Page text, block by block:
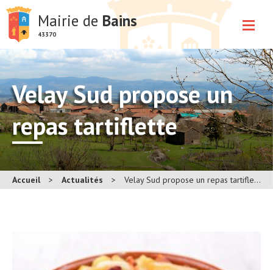
Mairie de Bains
43370
Velay Sud propose un
repas tartiflette
Accueil > Actualités > Velay Sud propose un repas tartiflette